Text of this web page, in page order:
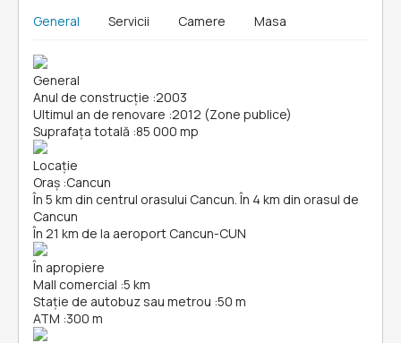
General Servicii Camere Masa
General
Anul de construcție :2003
Ultimul an de renovare :2012 (Zone publice)
Suprafața totală :85 000 mp
Locație
Oraș :Cancun
În 5 km din centrul orasului Cancun. În 4 km din orasul de
Cancun
În 21 km de la aeroport Cancun-CUN
În apropiere
Mall comercial :5 km
Stație de autobuz sau metrou :50 m
ATM :300 m